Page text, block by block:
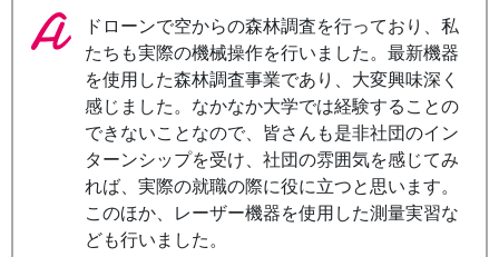
ドローンで空からの森林調査を行っており、私
たちも実際の機械操作を行いました。最新機器
を使用した森林調査事業であり、大変興味深く
感じました。なかなか大学では経験することの
できないことなので、皆さんも是非社団のイン
ターンシップを受け、社団の雰囲気を感じてみ
れば、実際の就職の際に役に立つと思います。
このほか、レーザー機器を使用した測量実習な
ども行いました。